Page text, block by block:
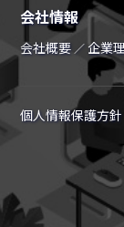
会社情報
会社概要 ／企業
個人情報保護方針